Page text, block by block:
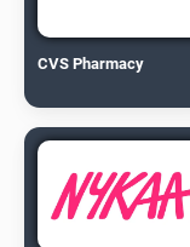
CVS Pharmacy